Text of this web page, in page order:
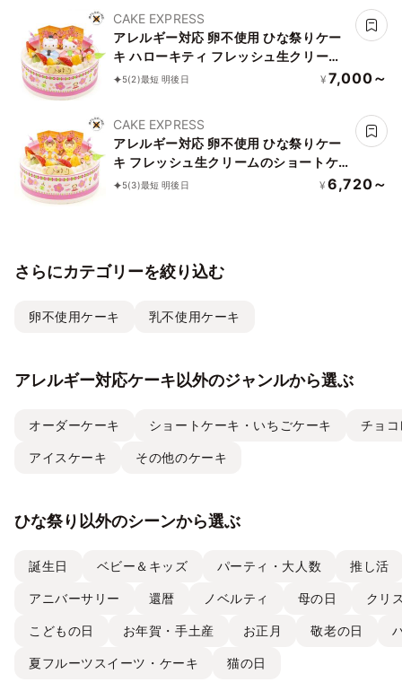
CAKE EXPRESS
アレルギー対応 卵不使用 ひな祭りケー
キ ハローキティ フレッシュ生クリーム
のデコレーションケーキ 5号 15cm
5(2)最短 明後日 ¥ 7,000～
CAKE EXPRESS
アレルギー対応 卵不使用 ひな祭りケー
キ フレッシュ生クリームのショートケ
ーキ 5号 15cm cream-5-hina-noegg
5(3)最短 明後日 ¥ 6,720～
さらにカテゴリーを絞り込む
卵不使用ケーキ 乳不使用ケーキ
アレルギー対応ケーキ以外のジャンルから選ぶ
オーダーケーキ ショートケーキ・いちごケーキ チョ
アイスケーキ その他のケーキ
ひな祭り以外のシーンから選ぶ
誕生日 ベビー＆キッズ パーティ・大人数 推し活
アニバーサリー 還暦 ノベルティ 母の日 クリ
こどもの日 お年賀・手土産 お正月 敬老の日
夏フルーツスイーツ・ケーキ 猫の日